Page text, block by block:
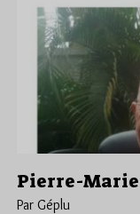
Pierre-
Par Géplu